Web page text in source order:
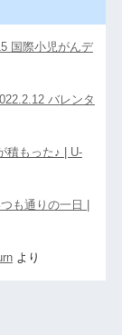
国際小児がんデ
バレンタ
積もった♪ | U-
も通りの一日 |
より